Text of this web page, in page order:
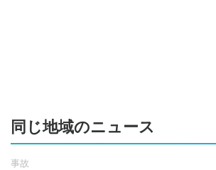
同じ地域のニュース
事故